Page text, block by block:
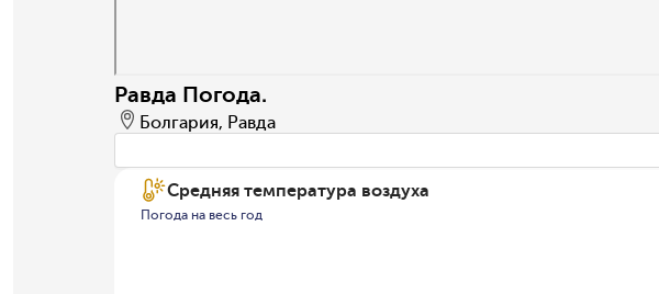
Равда Погода.
Болгария, Равда
Средняя температура воздуха
Погода на весь год